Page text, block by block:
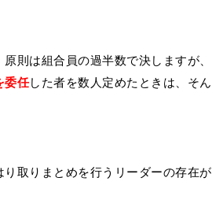
原則は組合員の過半数で決しますが、
委任した者を数人定めたときは、そん
取りまとめを行うリーダーの存在が